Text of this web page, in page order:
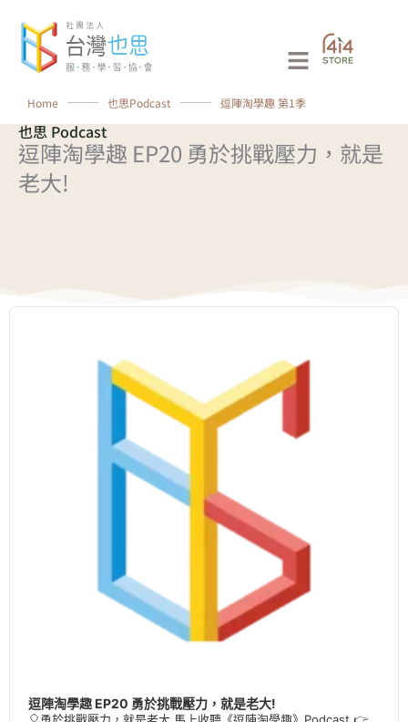
Main
Menu
Home ⸻ 也思Podcast ⸻ 逗陣淘學趣 第1季
也思 Podcast
逗陣淘學趣 EP20 勇於挑戰壓力，就是
老大!
Audio
逗陣淘學趣 EP20 勇於挑戰壓力，就是老大!
🎈勇於挑戰壓力，就是老大 馬上收聽《逗陣淘學趣》Podcast 👉